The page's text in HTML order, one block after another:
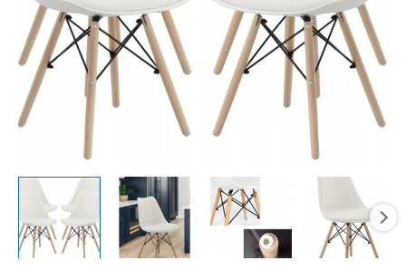
modern,
sezut
cu
burete,
alb